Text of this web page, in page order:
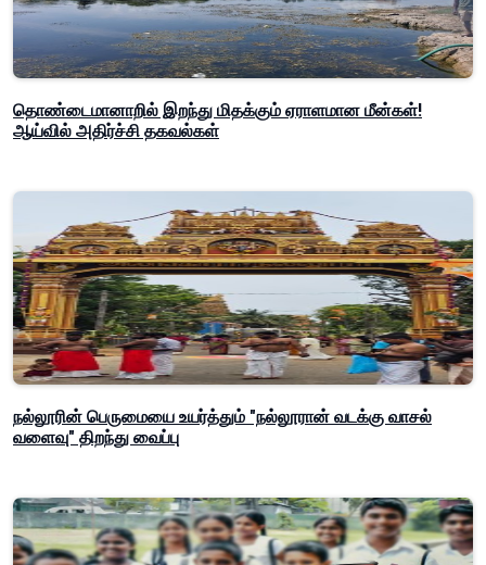
தொண்டைமானாறில் இறந்து மிதக்கும் ஏராளமான மீன்கள்!
ஆய்வில் அதிர்ச்சி தகவல்கள்
நல்லூரின் பெருமையை உயர்த்தும் "நல்லூரான் வடக்கு வாசல்
வளைவு" திறந்து வைப்பு